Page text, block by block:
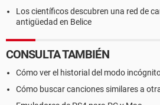
Los científicos descubren una red de
antigüedad en Belice
CONSULTA TAMBIÉN
Cómo ver el historial del modo
Cómo buscar canciones similares a